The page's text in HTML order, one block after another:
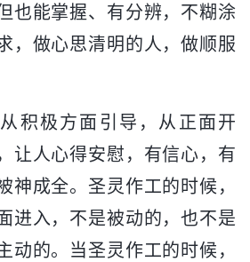
也能掌握、有分辨，不糊涂
，做心思清明的人，做顺服
积极方面引导，从正面开
让人心得安慰，有信心，有
神成全。圣灵作工的时候，
进入，不是被动的，也不是
动的。当圣灵作工的时候，